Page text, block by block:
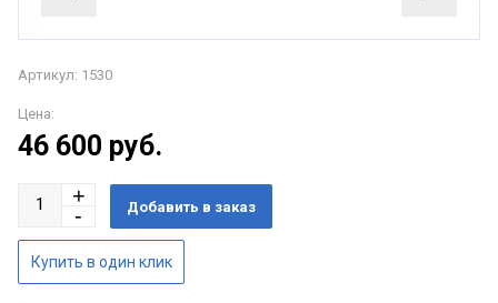
Артикул: 1530
Цена:
46 600 руб.